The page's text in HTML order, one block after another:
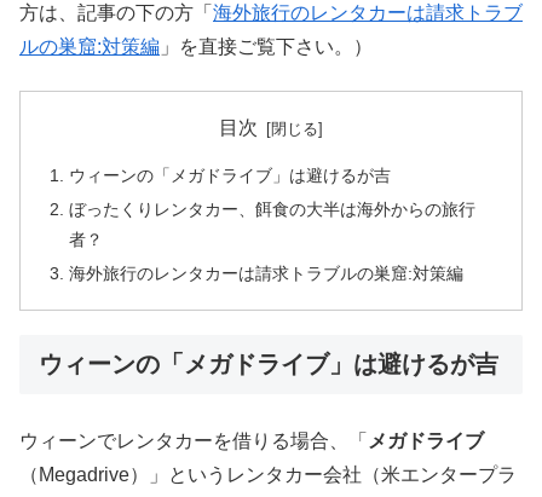
方は、記事の下の方「 海外旅行のレンタカーは請求トラブ
ルの巣窟:対策編 」を直接ご覧下さい。）
目次
ウィーンの「メガドライブ」は避けるが吉
ぼったくりレンタカー、餌食の大半は海外からの旅行
者？
海外旅行のレンタカーは請求トラブルの巣窟:対策編
ウィーンの「メガドライブ」は避けるが吉
ウィーンでレンタカーを借りる場合、「 メガドライブ
（Megadrive）」というレンタカー会社（米エンタープラ